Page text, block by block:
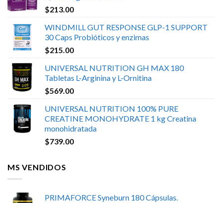
$213.00
WINDMILL GUT RESPONSE GLP-1 SUPPORT
30 Caps Probióticos y enzimas
$215.00
UNIVERSAL NUTRITION GH MAX 180
Tabletas L-Arginina y L-Ornitina
$569.00
UNIVERSAL NUTRITION 100% PURE
CREATINE MONOHYDRATE 1 kg Creatina
monohidratada
$739.00
MS VENDIDOS
PRIMAFORCE Syneburn 180 Cápsulas.